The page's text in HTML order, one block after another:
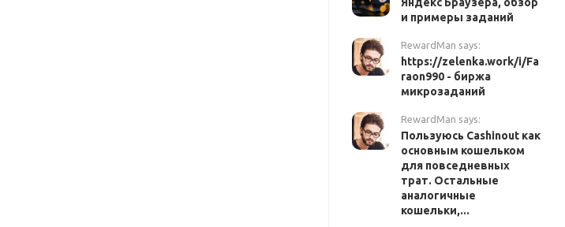
и примеры заданий
RewardMan says:
https://zelenka.work/i/Fa
raon990 - биржа
микрозаданий
RewardMan says:
Пользуюсь Cashinout как
основным кошельком
для повседневных
трат. Остальные
аналогичные
кошельки,...